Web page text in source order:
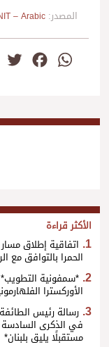
المصدر: – Arabic
WhatsApp
الأكثر قراءة
اتفاقية إطلاق
الحمرا بالتوافق مع
*سمفونية
الأوركسترا
رسالة رئيس
في الذكرى السادسة
مستقبلًا يليق بلبنان*